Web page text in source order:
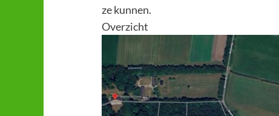
ze kunnen.
Overzicht